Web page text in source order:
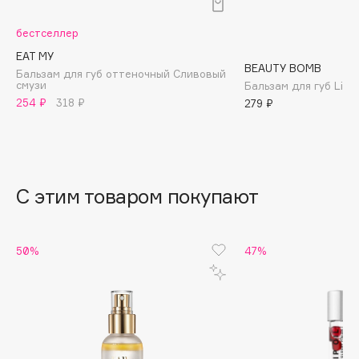
Balmain Hair Couture
Beauty Pati
beautyblender
Beverly Hills Polo Club
бестселлер
EAT MY
Бальзам для губ оттеночный Сливовый
смузи
254 ₽
318 ₽
BEAUTY BOMB
Бальзам для губ Lip
279 ₽
С этим товаром покупают
50% 47%